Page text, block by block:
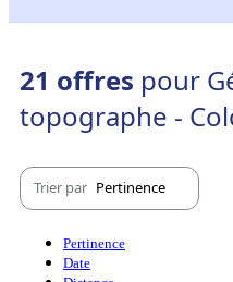
21 offres pour
topographe -
Trier par Pertinence
Pertinence
Date